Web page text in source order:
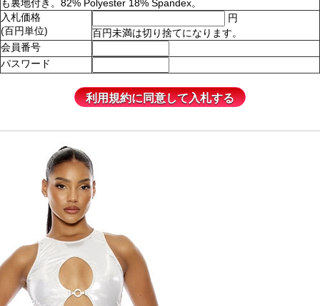
も裏地付き。82% Polyester 18% Spandex。
入札価格
(百円単位)
円
百円未満は切り捨てになります。
会員番号
パスワード